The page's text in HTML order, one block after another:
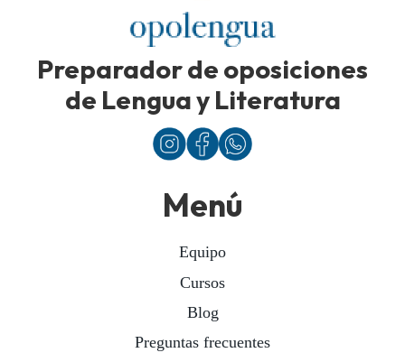
Preparador de oposiciones
de Lengua y Literatura
Menú
Equipo
Cursos
Blog
Preguntas frecuentes